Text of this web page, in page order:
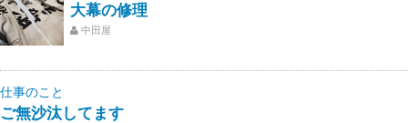
大幕の修理
中田屋
仕事のこと
ご無沙汰してます